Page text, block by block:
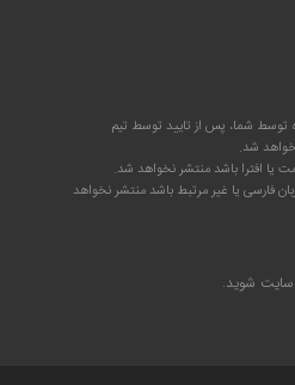
توسط شما، پس از تایید توسط تیم
شد.
یا افترا باشد منتشر نخواهد شد.
فارسی یا غیر مرتبط باشد منتشر نخواهد
سایت شوید.